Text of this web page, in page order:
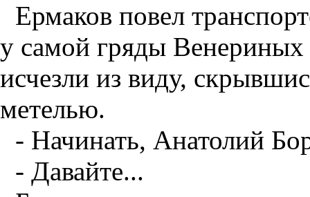
Ермаков повел
у самой гряды
исчезли из виду,
метелью.
- Начинать, Анатолий
- Давайте...